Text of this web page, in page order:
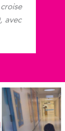
avec